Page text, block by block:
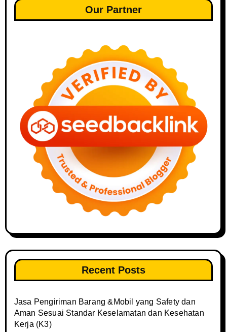
Our Partner
Recent Posts
Jasa Pengiriman Barang &Mobil yang Safety dan
Aman Sesuai Standar Keselamatan dan Kesehatan
Kerja (K3)